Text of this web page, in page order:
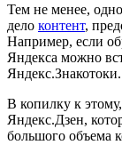
Тем не менее,
дело контент,
Например, если
Яндекса можно
Яндекс.Знакотоки.
В копилку к
Яндекс.Дзен,
большого объема